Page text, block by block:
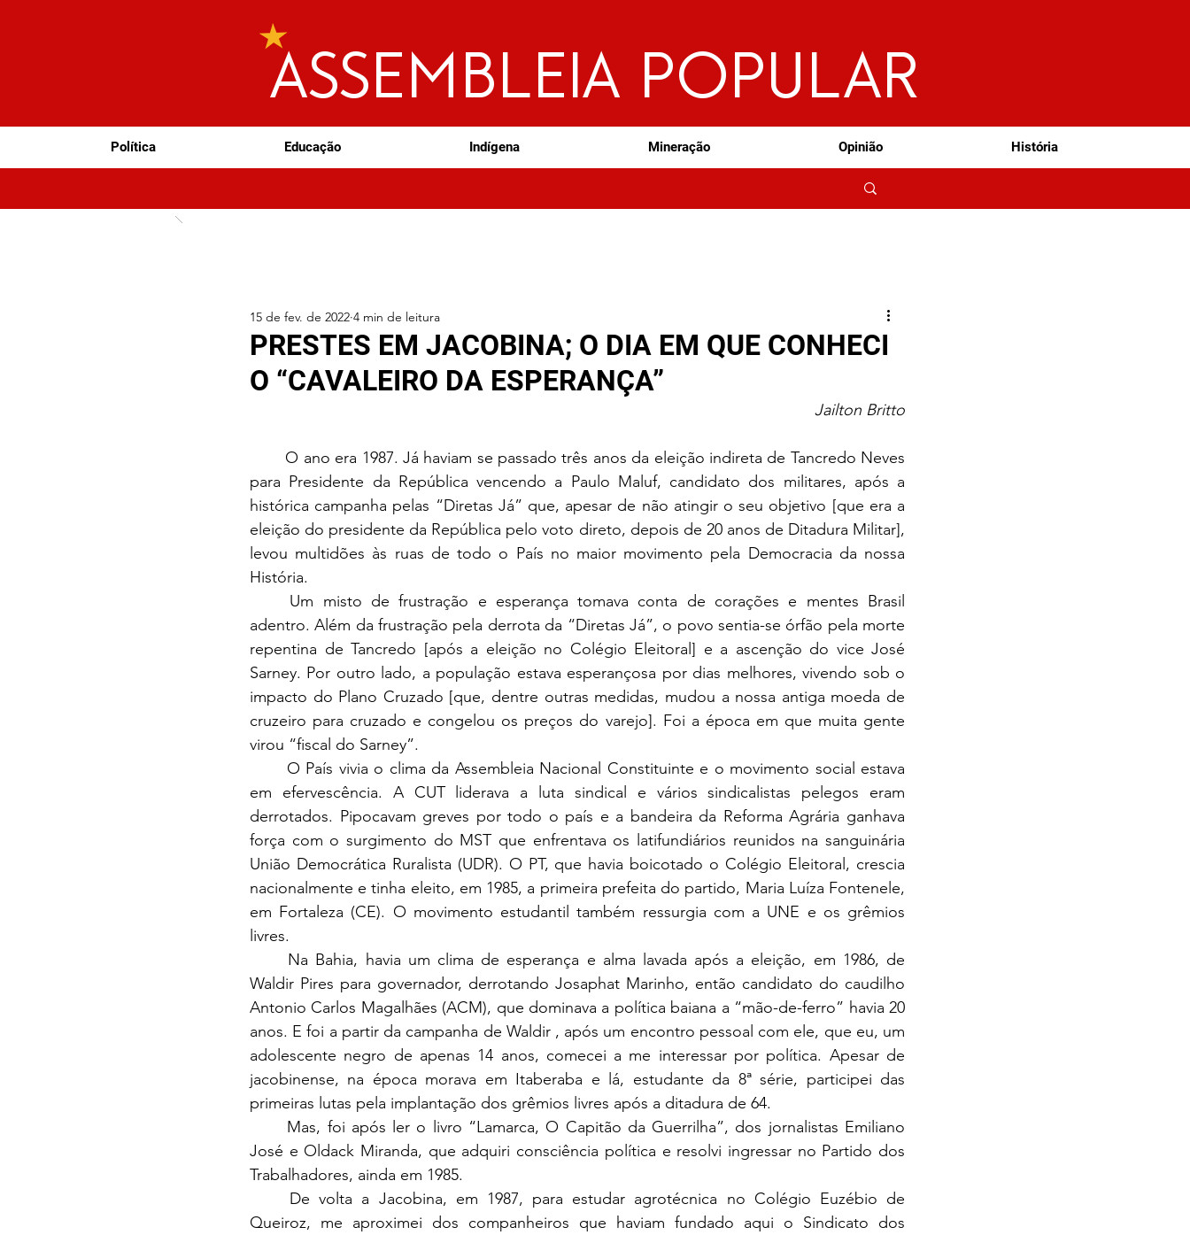
ASSEMBLEIA POPULAR
Política Educação Indígena Mineração Opinião História
PRESTES EM JACOBINA; O DIA EM QUE CONHECI
O “CAVALEIRO DA ESPERANÇA”
15 de fev. de 2022 4 min de leitura
Jailton Britto
para Presidente da República vencendo a Paulo Maluf, candidato dos militares, após a
histórica campanha pelas “Diretas Já” que, apesar de não atingir o seu objetivo [que era a
eleição do presidente da República pelo voto direto, depois de 20 anos de Ditadura Militar],
levou multidões às ruas de todo o País no maior movimento pela Democracia da nossa
História.
adentro. Além da frustração pela derrota da “Diretas Já”, o povo sentia-se órfão pela morte
repentina de Tancredo [após a eleição no Colégio Eleitoral] e a ascenção do vice José
Sarney. Por outro lado, a população estava esperançosa por dias melhores, vivendo sob o
impacto do Plano Cruzado [que, dentre outras medidas, mudou a nossa antiga moeda de
cruzeiro para cruzado e congelou os preços do varejo]. Foi a época em que muita gente
virou “fiscal do Sarney”.
em efervescência. A CUT liderava a luta sindical e vários sindicalistas pelegos eram
derrotados. Pipocavam greves por todo o país e a bandeira da Reforma Agrária ganhava
força com o surgimento do MST que enfrentava os latifundiários reunidos na sanguinária
União Democrática Ruralista (UDR). O PT, que havia boicotado o Colégio Eleitoral, crescia
nacionalmente e tinha eleito, em 1985, a primeira prefeita do partido, Maria Luíza Fontenele,
em Fortaleza (CE). O movimento estudantil também ressurgia com a UNE e os grêmios
livres.
Na Bahia, havia um clima de esperança e alma lavada após a eleição, em 1986, de
Waldir Pires para governador, derrotando Josaphat Marinho, então candidato do caudilho
Antonio Carlos Magalhães (ACM), que dominava a política baiana a “mão-de-ferro” havia 20
anos. E foi a partir da campanha de Waldir , após um encontro pessoal com ele, que eu, um
adolescente negro de apenas 14 anos, comecei a me interessar por política. Apesar de
jacobinense, na época morava em Itaberaba e lá, estudante da 8ª série, participei das
primeiras lutas pela implantação dos grêmios livres após a ditadura de 64.
Mas, foi após ler o livro “Lamarca, O Capitão da Guerrilha”, dos jornalistas Emiliano
José e Oldack Miranda, que adquiri consciência política e resolvi ingressar no Partido dos
Trabalhadores, ainda em 1985.
De volta a Jacobina, em 1987, para estudar agrotécnica no Colégio Euzébio de
Queiroz, me aproximei dos companheiros que haviam fundado aqui o Sindicato dos